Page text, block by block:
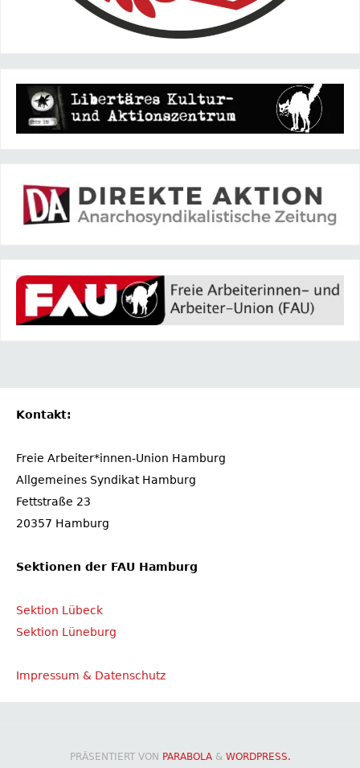
Kontakt:
Freie Arbeiter*innen-Union Hamburg
Allgemeines Syndikat Hamburg
Fettstraße 23
20357 Hamburg
Sektionen der FAU Hamburg
Sektion Lübeck
Sektion Lüneburg
Impressum & Datenschutz
PRÄSENTIERT VON PARABOLA& WORDPRESS.